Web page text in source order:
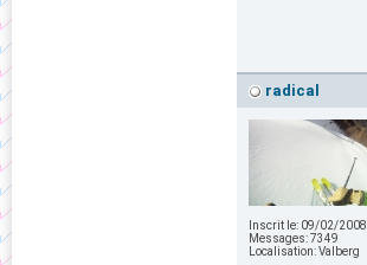
radical
Inscrit le: 09/02/2008
Messages:7349
Localisation:Valberg